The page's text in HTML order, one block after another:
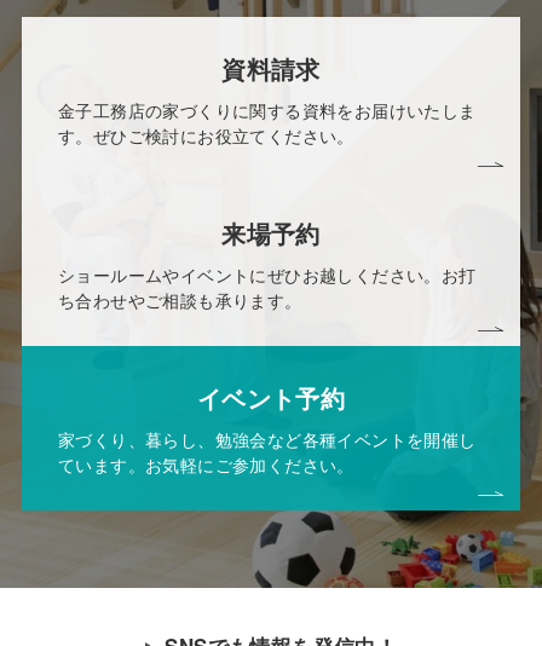
資料請求
金子工務店の家づくりに関する資料をお届けいたしま
す。ぜひご検討にお役立てください。
来場予約
ショールームやイベントにぜひお越しください。お打
ち合わせやご相談も承ります。
イベント予約
家づくり、暮らし、勉強会など各種イベントを開催し
ています。お気軽にご参加ください。